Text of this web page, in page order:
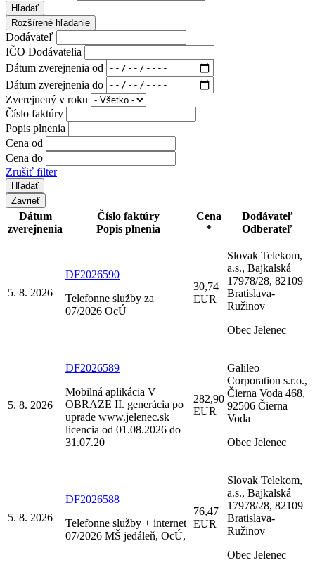
Hľadať
Rozšírené hľadanie
Dodávateľ
IČO Dodávatelia
Dátum zverejnenia od
Dátum zverejnenia do
Zverejnený v roku
Číslo faktúry
Popis plnenia
Cena od
Cena do
Zrušiť filter
Zavrieť
Dátum
zverejnenia
Číslo faktúry
Popis plnenia
Cena
*
Dodávateľ
Odberateľ
5. 8. 2026
DF2026590
Telefonne služby za
07/2026 OcÚ
30,74
EUR
Slovak Telekom,
a.s., Bajkalská
17978/28, 82109
Bratislava-
Ružinov
Obec Jelenec
5. 8. 2026
DF2026589
Mobilná aplikácia V
OBRAZE II. generácia po
uprade www.jelenec.sk
licencia od 01.08.2026 do
31.07.20
282,90
EUR
Galileo
Corporation s.r.o.,
Čierna Voda 468,
92506 Čierna
Voda
Obec Jelenec
5. 8. 2026
DF2026588
Telefonne služby + internet
07/2026 MŠ jedáleň, OcÚ,
76,47
EUR
Slovak Telekom,
a.s., Bajkalská
17978/28, 82109
Bratislava-
Ružinov
Obec Jelenec